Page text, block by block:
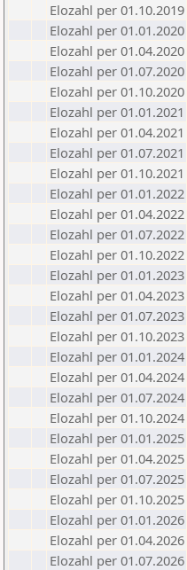
Elozahl per 01.10.2019
Elozahl per 01.01.2020
Elozahl per 01.04.2020
Elozahl per 01.07.2020
Elozahl per 01.10.2020
Elozahl per 01.01.2021
Elozahl per 01.04.2021
Elozahl per 01.07.2021
Elozahl per 01.10.2021
Elozahl per 01.01.2022
Elozahl per 01.04.2022
Elozahl per 01.07.2022
Elozahl per 01.10.2022
Elozahl per 01.01.2023
Elozahl per 01.04.2023
Elozahl per 01.07.2023
Elozahl per 01.10.2023
Elozahl per 01.01.2024
Elozahl per 01.04.2024
Elozahl per 01.07.2024
Elozahl per 01.10.2024
Elozahl per 01.01.2025
Elozahl per 01.04.2025
Elozahl per 01.07.2025
Elozahl per 01.10.2025
Elozahl per 01.01.2026
Elozahl per 01.04.2026
Elozahl per 01.07.2026